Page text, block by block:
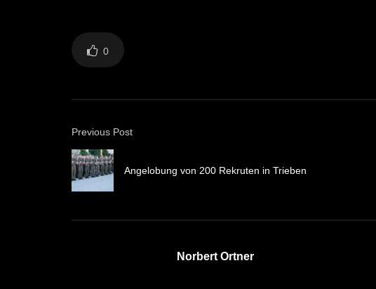
0
Previous Post
Angelobung von 200 Rekruten in Trieben
Norbert Ortner